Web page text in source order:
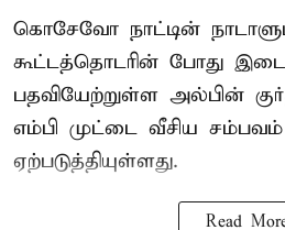
கொசேவோ நாட்டின்
கூட்டத்தொடரின் போது
பதவியேற்றுள்ள அல்பின்
எம்பி முட்டை வீசிய சம்பவம்
ஏற்படுத்தியுள்ளது.
Read